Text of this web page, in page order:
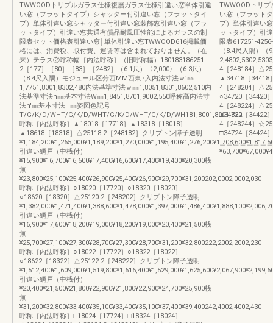
TWWOODトリプルガラス仕様複層ガラス仕様引違い窓単体引違
い窓（フラットタイプ）シャッター付引違い窓（フラットタイ
プ）単体引違い窓シャッター付引違い窓装飾窓引違い窓（フラ
ットタイプ）引違い窓共通有償品耐風圧性能によるガラスの制
限表セット価格表引違い窓│単体引違い窓TWWOOD616掲載価
格には、消費税、取付費、運賃等は含まれておりません。（在
来）テラス②呼称幅［内法呼称］（旧呼称幅）180183186251-
2［177］［80］［83］［2482］（6.1尺）〈2,000〉（6.3尺）
（8.4尺入隅）モジュール区分西MM西東･入内法寸法ｗ’㎜
1,7751,8001,8302,480内法基準寸法ｗ㎜1,8051,8301,8602,510内
法基準寸法h㎜基本寸法W㎜1,8451,8701,9002,550呼称高内法寸
法h'㎜基本寸法H㎜姿図色記号
T/G/K/D/WHT/G/K/D/WHT/G/K/D/WHT/G/K/D/WH181,8001,8001,830
呼称［内法呼称］▲18018［17718］▲18318［18018］
▲18618［18318］△25118-2［248182］クリプトン障子透明
引違い網戸（中桟付）
¥15,900¥16,700¥16,600¥17,400¥16,600¥17,400¥19,400¥20,300桟
無
¥23,800¥25,100¥25,400¥26,900¥25,400¥26,900¥29,700¥31,200202,0002,0002,030
呼称［内法呼称］○18020［17720］○18320［18020］
○18620［18320］△25120-2［248202］クリプトン障子透明
引違い網戸（中桟付）
¥16,900¥17,600¥18,200¥19,000¥18,200¥19,000¥20,400¥21,500桟
無
¥25,700¥27,100¥27,300¥28,700¥27,300¥28,700¥31,200¥32,800222,2002,2002,230
呼称［内法呼称］○18022［17722］○18322［18022］
○18622［18322］△25122-2［248222］クリプトン障子透明
引違い網戸（中桟付）
¥20,400¥21,500¥21,800¥22,900¥21,800¥22,900¥24,700¥25,900桟
無
¥31,200¥32,800¥33,400¥35,100¥33,400¥35,100¥37,400¥39,400242,4002,4002,430
呼称［内法呼称］□18024［17724］□18324［18024］
TWWOODトリ
い窓（フラット
プ）単体引違い
ットタイプ）引
限表617251-
（8.4尺入隅）
4［248184］
▲34718［34418
4［248204］
○34720［34420
4［248224］
□34722［34422
4［248244］
□34724［34424
＿＿＿＿＿＿＿